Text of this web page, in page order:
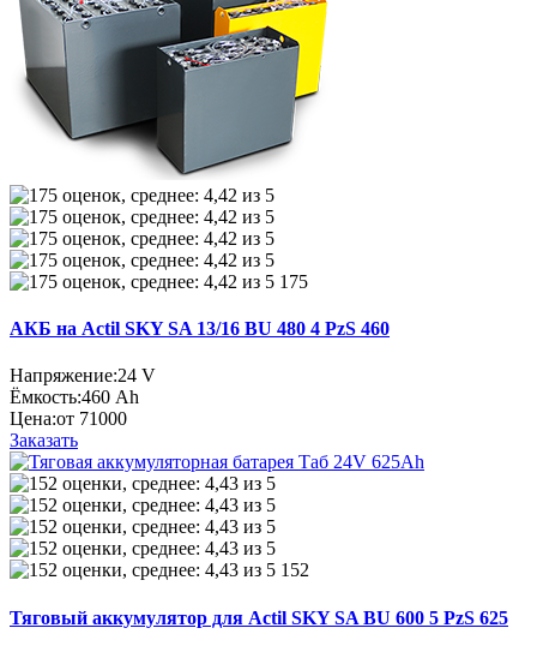
175
АКБ на Actil SKY SA 13/16 BU 480 4 PzS 460
Напряжение:24 V
Ёмкость:460 Ah
Цена:от 71000
Заказать
152
Тяговый аккумулятор для Actil SKY SA BU 600 5 PzS 625